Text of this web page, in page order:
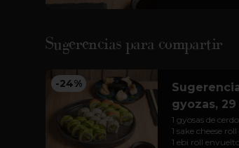
Sugerencias para compartir
-24%
gyozas,
1 gyosas de
1 sake cheese
1 ebi roll